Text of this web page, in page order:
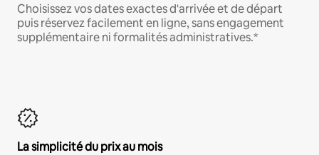
Choisissez vos dates exactes d'arrivée et de départ
puis réservez facilement en ligne, sans engagement
supplémentaire ni formalités administratives.*
La simplicité du prix au mois